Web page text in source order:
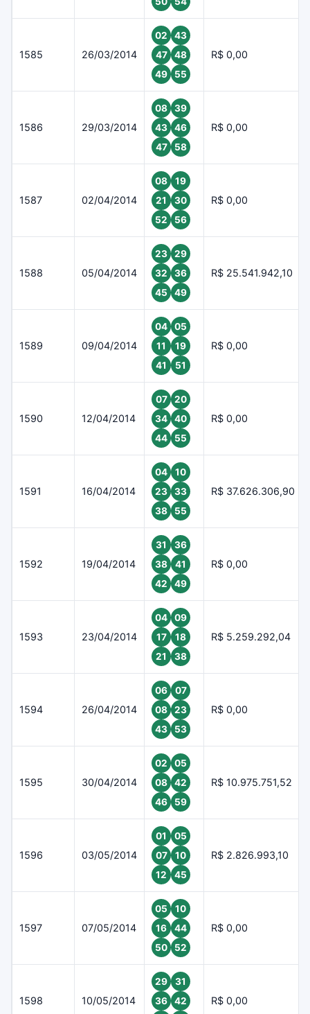
1585 26/03/2014
02
43
47
48
49
55
R$ 0,00
1586 29/03/2014
08
39
43
46
47
58
R$ 0,00
1587 02/04/2014
08
19
21
30
52
56
R$ 0,00
1588 05/04/2014
23
29
32
36
45
49
R$ 25.541.942,10
1589 09/04/2014
04
05
11
19
41
51
R$ 0,00
1590 12/04/2014
07
20
34
40
44
55
R$ 0,00
1591 16/04/2014
04
10
23
33
38
55
R$ 37.626.306,90
1592 19/04/2014
31
36
38
41
42
49
R$ 0,00
1593 23/04/2014
04
09
17
18
21
38
R$ 5.259.292,04
1594 26/04/2014
06
07
08
23
43
53
R$ 0,00
1595 30/04/2014
02
05
08
42
46
59
R$ 10.975.751,52
1596 03/05/2014
01
05
07
10
12
45
R$ 2.826.993,10
1597 07/05/2014
05
10
16
44
50
52
R$ 0,00
1598 10/05/2014
29
31
36
42
R$ 0,00